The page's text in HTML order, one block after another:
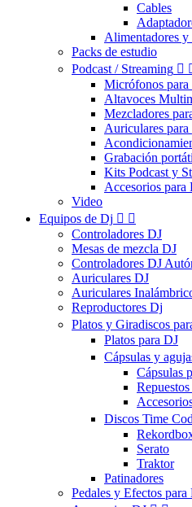
Cables
Alimentadores y
Packs de estudio
Podcast / Streaming 
Micrófonos para
Altavoces
Mezcladores
Auriculares para
Grabación
Kits Podcast y
Accesorios para
Video
Equipos de Dj  
Controladores DJ
Mesas de mezcla DJ
Controladores DJ
Auriculares DJ
Auriculares
Reproductores Dj
Platos y Giradiscos
Platos para DJ
Cápsulas y
Cápsulas
Discos Time
Serato
Traktor
Patinadores
Pedales y Efectos para